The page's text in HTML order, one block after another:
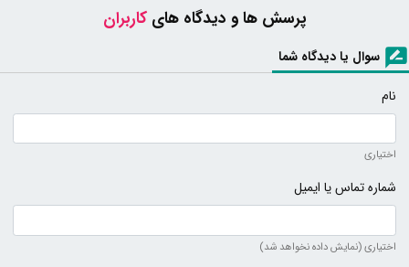
پرسش ها و دیدگاه هایکاربران
سوال یا دیدگاه شما
نام
اختیاری
شماره تماس یا ایمیل
اختیاری (نمایش داده نخواهد شد)